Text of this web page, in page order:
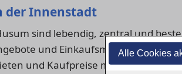
Alle Cookies
der Innenstadt
sind lebendig, zentral und
und Einkaufsmöglichkeiten
und Kaufpreise meist höher.